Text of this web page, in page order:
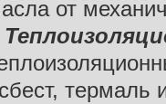
от
термаль